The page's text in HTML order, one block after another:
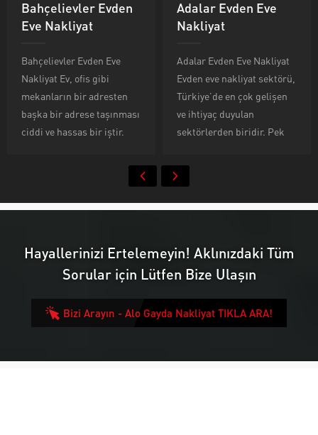
Bahçelievler Evden
Eve Nakliyat
Bahçelievler Evden Eve
Nakliyat Ev, ofis gibi
mekanların bir adresten
başka bir adrese taşınması
ciddi ve hassas bir iştir.
gerçekleştirilmesi gerekir.
kişi tutularak taşınma işi
Adalar Evden Eve
Nakliyat
Adalar Evden Eve Nakliyat
Evden eve nakliyat sektörü,
Türkiye’de en çok gelişen
ve ihtiyaç duyulan
sektörlerden biridir. Pek
eve taşımacılık
yapmaktadır. Fakat evden
eve taşımacılık basit gibi
Hayallerinizi Ertelemeyin! Aklınızdaki Tüm
Sorular için Lütfen Bize Ulaşın
Bizi Arayın - Alo Gayda Nakliyat TIKLA ARA!